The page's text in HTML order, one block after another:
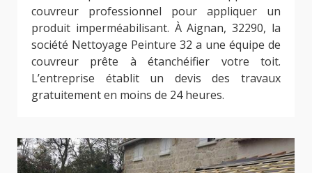
couvreur professionnel pour appliquer un
produit imperméabilisant. À Aignan, 32290, la
société Nettoyage Peinture 32 a une équipe de
couvreur prête à étanchéifier votre toit.
L’entreprise établit un devis des travaux
gratuitement en moins de 24 heures.